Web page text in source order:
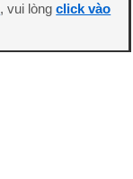
, vui lòngclick vào